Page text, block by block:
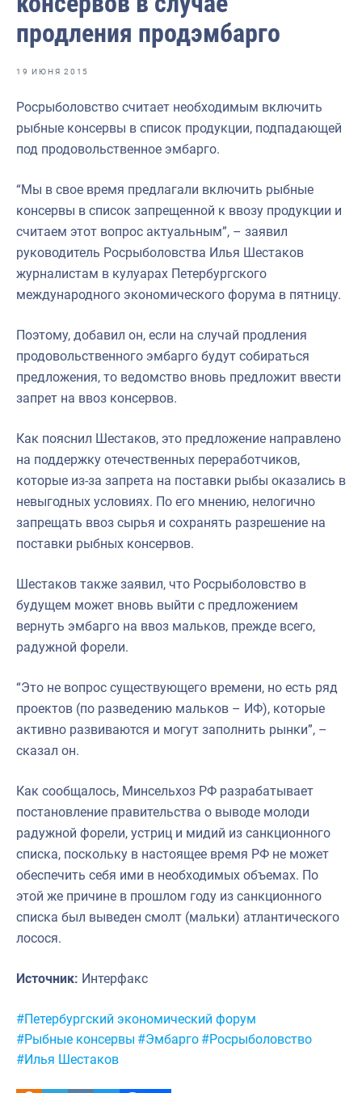
Отраслевые СМИ
Выставки и конференции
Научно-практическая литература
Рыбоохрана России
Отрасль в цифрах
Большая африканская экспедиция
Укрепление духовно-нравственных ценностей
События в России и мире
продления продэмбарго
19 ИЮНЯ 2015
Росрыболовство считает необходимым включить
рыбные консервы в список продукции, подпадающей
под продовольственное эмбарго.
“Мы в свое время предлагали включить рыбные
консервы в список запрещенной к ввозу продукции и
считаем этот вопрос актуальным”, – заявил
руководитель Росрыболовства Илья Шестаков
журналистам в кулуарах Петербургского
международного экономического форума в пятницу.
Поэтому, добавил он, если на случай продления
продовольственного эмбарго будут собираться
предложения, то ведомство вновь предложит ввести
запрет на ввоз консервов.
Как пояснил Шестаков, это предложение направлено
на поддержку отечественных переработчиков,
которые из-за запрета на поставки рыбы оказались в
невыгодных условиях. По его мнению, нелогично
запрещать ввоз сырья и сохранять разрешение на
поставки рыбных консервов.
Шестаков также заявил, что Росрыболовство в
будущем может вновь выйти с предложением
вернуть эмбарго на ввоз мальков, прежде всего,
радужной форели.
“Это не вопрос существующего времени, но есть ряд
проектов (по разведению мальков – ИФ), которые
активно развиваются и могут заполнить рынки”, –
сказал он.
Как сообщалось, Минсельхоз РФ разрабатывает
постановление правительства о выводе молоди
радужной форели, устриц и мидий из санкционного
списка, поскольку в настоящее время РФ не может
обеспечить себя ими в необходимых объемах. По
этой же причине в прошлом году из санкционного
списка был выведен смолт (мальки) атлантического
лосося.
Источник: Интерфакс
Метки:
#Петербургский экономический форум
#Рыбные консервы #Эмбарго #Росрыболовство
#Илья Шестаков